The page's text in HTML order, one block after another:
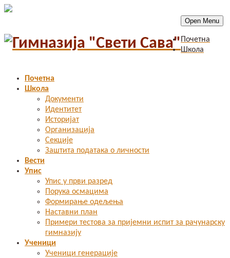
Почетна
Школа
Документи
Идентитет
Историјат
Организација
Секције
Заштита података о личности
Вести
Упис
Упис у први разред
Порука осмацима
Формирање одељења
Наставни план
Примери тестова за пријемни испит за рачунарску
гимназију
Ученици
Ученици генерације
Open Menu
Почетна
Школа